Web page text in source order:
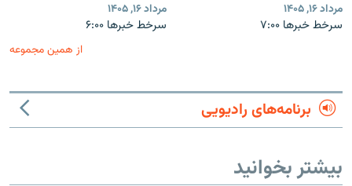
مرداد ۱۶, ۱۴۰۵
سرخط خبرها ۷:۰۰
مرداد ۱۶, ۱۴۰۵
سرخط خبرها ۶:۰۰
از همین مجموعه
برنامه‌های رادیویی
بیشتر بخوانید